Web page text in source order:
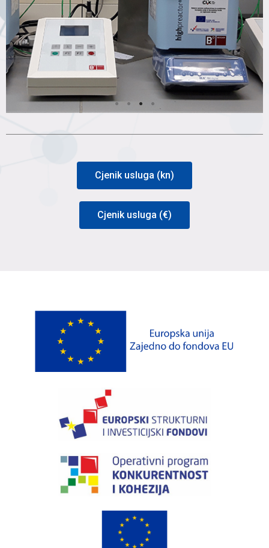
Grijaće kape
Cjenik usluga (kn)
Cjenik usluga (€)